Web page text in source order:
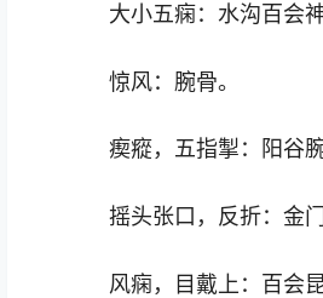
大小五痫：水沟百会神
惊风：腕骨。
瘈瘲，五指掣：阳谷腕
摇头张口，反折：金门
风痫，目戴上：百会昆